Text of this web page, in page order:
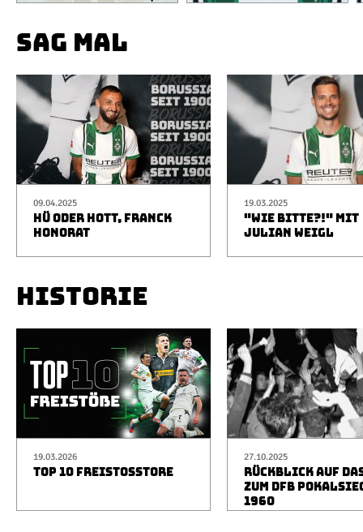
SAG MAL
09.04.2025
HÜ ODER HOTT, FRANCK
HONORAT
19.03.2025
"WIE BITTE?!" MIT
JULIAN WEIGL
HISTORIE
19.03.2026
TOP 10 FREISTOSSTORE
27.10.2025
RÜCKBLICK AUF
ZUM DFB
1960